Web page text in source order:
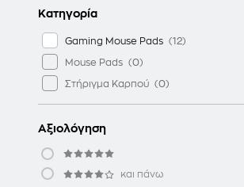
Κατηγορία
Gaming Mouse Pads
Mouse Pads
Στήριγμα Καρπού
Αξιολόγηση
και πάνω